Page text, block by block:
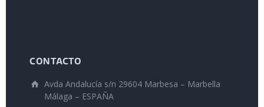
CONTACTO
Avda Andalucía s/n 29604 Marbesa – Marbella
Málaga – ESPAÑA